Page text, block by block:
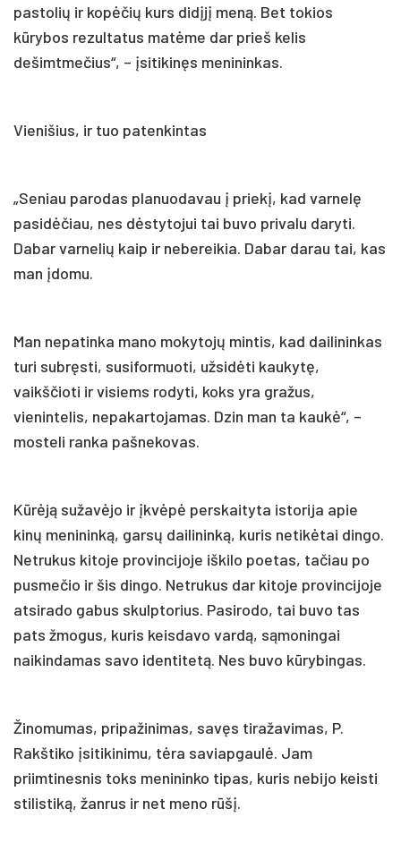
pastolių ir kopėčių kurs didįjį meną. Bet tokios
kūrybos rezultatus matėme dar prieš kelis
dešimtmečius“, – įsitikinęs menininkas.
Vienišius, ir tuo patenkintas
„Seniau parodas planuodavau į priekį, kad varnelę
pasidėčiau, nes dėstytojui tai buvo privalu daryti.
Dabar varnelių kaip ir nebereikia. Dabar darau tai, kas
man įdomu.
Man nepatinka mano mokytojų mintis, kad dailininkas
turi subręsti, susiformuoti, užsidėti kaukytę,
vaikščioti ir visiems rodyti, koks yra gražus,
vienintelis, nepakartojamas. Dzin man ta kaukė“, –
mosteli ranka pašnekovas.
Kūrėją sužavėjo ir įkvėpė perskaityta istorija apie
kinų menininką, garsų dailininką, kuris netikėtai dingo.
Netrukus kitoje provincijoje iškilo poetas, tačiau po
pusmečio ir šis dingo. Netrukus dar kitoje provincijoje
atsirado gabus skulptorius. Pasirodo, tai buvo tas
pats žmogus, kuris keisdavo vardą, sąmoningai
naikindamas savo identitetą. Nes buvo kūrybingas.
Žinomumas, pripažinimas, savęs tiražavimas, P.
Rakštiko įsitikinimu, tėra saviapgaulė. Jam
priimtinesnis toks menininko tipas, kuris nebijo keisti
stilistiką, žanrus ir net meno rūšį.